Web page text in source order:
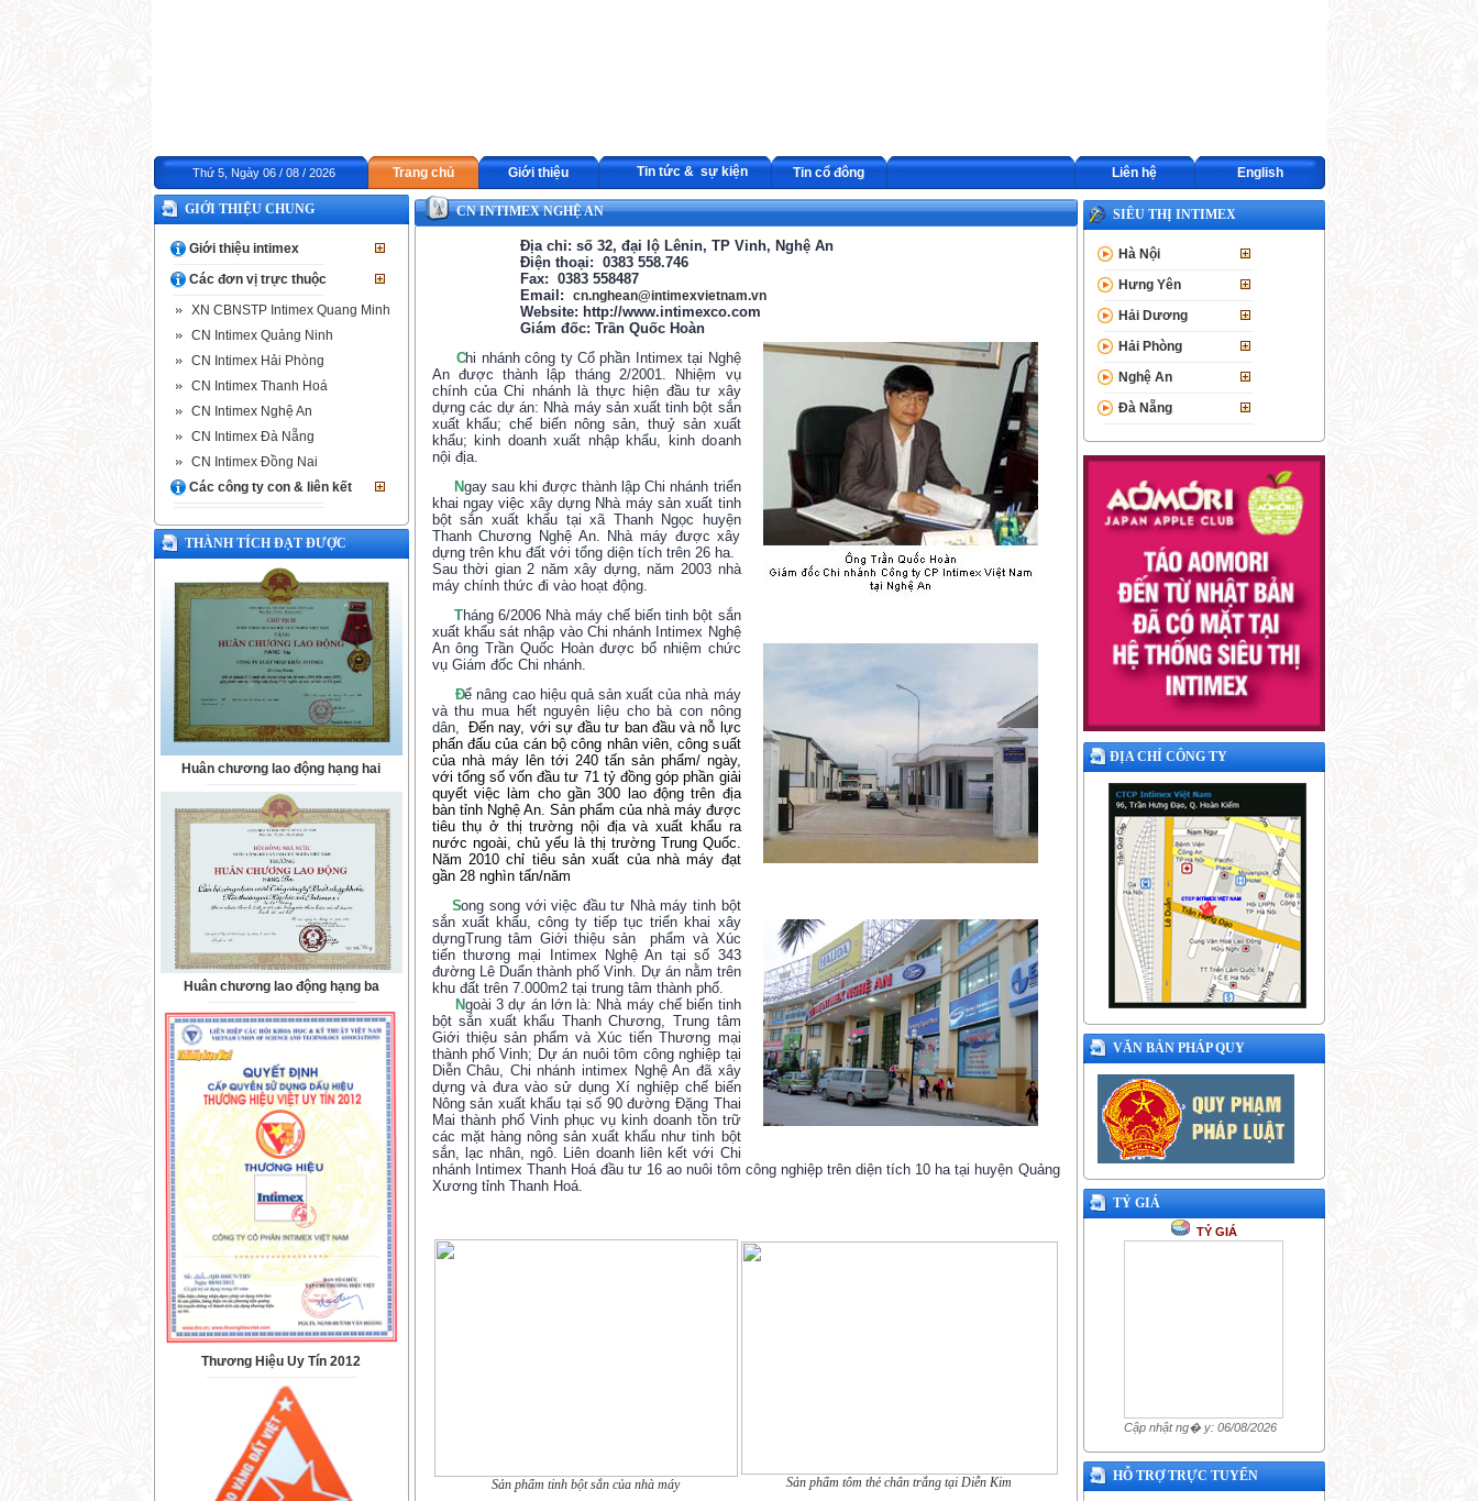
Thứ 5, Ngày 06 / 08 / 2026 Trang chủ Giới thiệu Tin tức & sự kiện Tin cổ đông Liên hệ English
GIỚI THIỆU CHUNG
Giới thiệu intimex
Các đơn vị trực thuộc
XN CBNSTP Intimex Quang Minh
CN Intimex Quảng Ninh
CN Intimex Hải Phòng
CN Intimex Thanh Hoá
CN Intimex Nghệ An
CN Intimex Đà Nẵng
CN Intimex Đồng Nai
Các công ty con & liên kết
THÀNH TÍCH ĐẠT ĐƯỢC
Huân chương lao động hạng hai
Huân chương lao động hạng ba
Thương Hiệu Uy Tín 2012
CN INTIMEX NGHỆ AN
Địa chỉ: số 32, đại lộ Lênin, TP Vinh, Nghệ An
Điện thoại: 0383 558.746
Fax: 0383 558487
Email: cn.nghean@intimexvietnam.vn
Website: http://www.intimexco.com
Giám đốc: Trần Quốc Hoàn
Chi nhánh công ty Cổ phần Intimex tại Nghệ
An được thành lập tháng 2/2001. Nhiệm vụ
chính của Chi nhánh là thực hiện đầu tư xây
dựng các dự án: Nhà máy sản xuất tinh bột sắn
xuất khẩu; chế biến nông sản, thuỷ sản xuất
khẩu; kinh doanh xuất nhập khẩu, kinh doanh
nội địa.
Ngay sau khi được thành lập Chi nhánh triển
khai ngay việc xây dựng Nhà máy sản xuất tinh
bột sắn xuất khẩu tại xã Thanh Ngọc huyện
Thanh Chương Nghệ An. Nhà máy được xây
dựng trên khu đất với tổng diện tích trên 26 ha.
Sauthời gian 2 năm xây dựng, năm 2003 nhà
máy chính thức đi vào hoạt động.
Tháng 6/2006 Nhà máy chế biến tinh bột sắn
xuất khẩu sát nhập vào Chi nhánh Intimex Nghệ
An ông Trần Quốc Hoàn được bổ nhiệm chức
vụ Giám đốc Chi nhánh.
Để nâng cao hiệu quả sản xuất của nhà máy
và thu mua hết nguyên liệu cho bà con nông
dân, Đến nay, với sự đầu tư ban đầu và nỗ lực
phấn đấu của cán bộ công nhân viên, công suất
của nhà máy lên tới 240 tấn sản phẩm/ ngày,
với tổng số vốn đầu tư 71 tỷ đồng góp phần giải
quyết việc làm cho gần 300 lao động trên địa
bàn tỉnh Nghệ An. Sản phẩm của nhà máy được
tiêu thụ ở thị trường nội địa và xuất khẩu ra
nước ngoài, chủ yếu là thị trường Trung Quốc.
Năm 2010 chỉ tiêu sản xuất của nhà máy đạt
gần 28 nghìn tấn/năm
Song song với việc đầu tư Nhà máy tinh bột
sắn xuất khẩu, công ty tiếp tục triển khai xây
dựngTrung tâm Giới thiệu sản phẩm và Xúc
tiến thương mại Intimex Nghệ An tại số 343
đường Lê Duẩn thành phố Vinh. Dự án nằm trên
khu đất trên 7.000m2 tại trung tâm thành phố.
Ngoài 3 dự án lớn là: Nhà máy chế biến tinh
bột sắn xuất khẩu Thanh Chương, Trung tâm
Giới thiệu sản phẩm và Xúc tiến Thương mại
thành phố Vinh; Dự án nuôi tôm công nghiệp tại
Diễn Châu, Chi nhánh intimex Nghệ An đã xây
dựng và đưa vào sử dụng Xí nghiệp chế biến
Nông sản xuất khẩu tại số 90 đường Đặng Thai
Mai thành phố Vinh phục vụ kinh doanh tồn trữ
các mặt hàng nông sản xuất khẩu như tinh bột
sắn, lạc nhân, ngô. Liên doanh liên kết với Chi
nhánh Intimex Thanh Hoá đầu tư 16 ao nuôi tôm công nghiệp trên diện tích 10 ha tại huyện Quảng
Xương tỉnh Thanh Hoá.
Sản phẩm tinh bột sắn của nhà máy Sản phẩm tôm thẻ chân trắng tại Diễn Kim
SIÊU THỊ INTIMEX
Hà Nội
Hưng Yên
Hải Dương
Hải Phòng
Nghệ An
Đà Nẵng
ĐỊA CHỈ CÔNG TY
VĂN BẢN PHÁP QUY
TỶ GIÁ
TỶ GIÁ
Cập nhật ng� y: 06/08/2026
HỖ TRỢ TRỰC TUYẾN